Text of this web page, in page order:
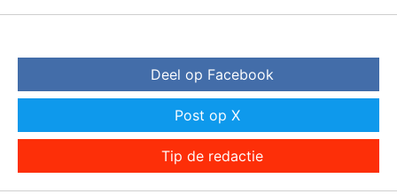
Deel op Facebook
Post op X
Tip de redactie